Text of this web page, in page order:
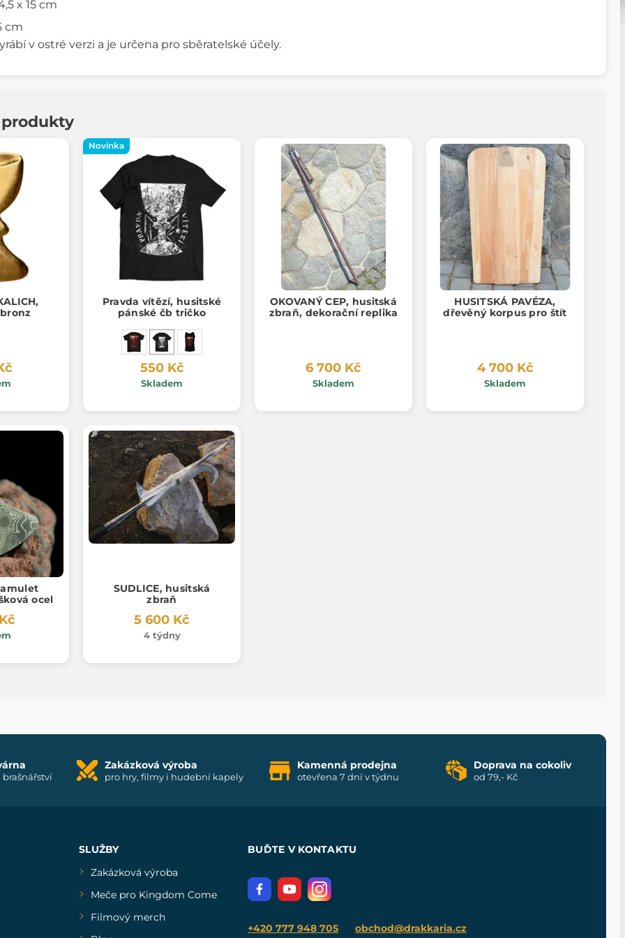
x 15 cm
cm
v ostré verzi a je určena pro sběratelské účely.
Novinka
Pravda vítězí, husitské
pánské čb tričko
550 Kč
Skladem
OKOVANÝ CEP, husitská
zbraň, dekorační replika
6 700 Kč
Skladem
HUSITSKÁ PAVÉZA,
dřevěný korpus pro štít
4 700 Kč
Skladem
amulet
ocel
SUDLICE, husitská
zbraň
5 600 Kč
4 týdny
brašnářství
Zakázková výroba
pro hry, filmy i hudební kapely
Kamenná prodejna
otevřena 7 dní v týdnu
Doprava na cokoliv
od 79,- Kč
SLUŽBY
Zakázková výroba
Meče pro Kingdom Come
Filmový merch
BUĎTE V KONTAKTU
+420 777 948 705 obchod@drakkaria.cz